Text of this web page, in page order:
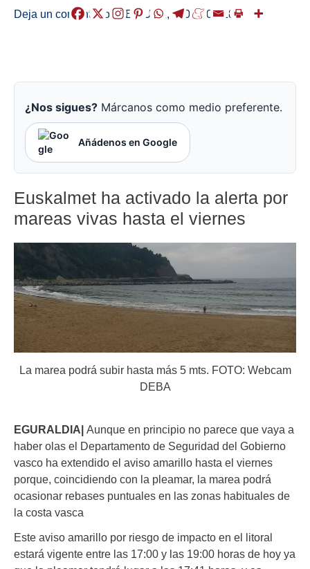
Deja un comentario /ABISUAK , /2024-09-18
¿Nos sigues? Márcanos como medio preferente.
Añádenos en Google
Euskalmet ha activado la alerta por
mareas vivas hasta el viernes
La marea podrá subir hasta más 5 mts. FOTO: Webcam
DEBA
EGURALDIA| Aunque en principio no parece que vaya a
haber olas el Departamento de Seguridad del Gobierno
vasco ha extendido el aviso amarillo hasta el viernes
porque, coincidiendo con la pleamar, la marea podrá
ocasionar rebases puntuales en las zonas habituales de
la costa vasca
Este aviso amarillo por riesgo de impacto en el litoral
estará vigente entre las 17:00 y las 19:00 horas de hoy ya